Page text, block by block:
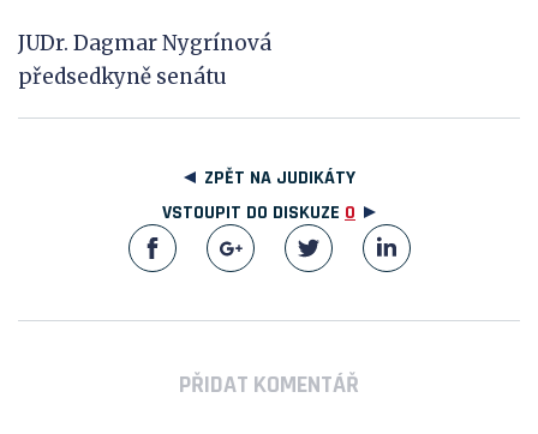
JUDr. Dagmar Nygrínová
předsedkyně senátu
ZPĚT NA JUDIKÁTY
VSTOUPIT DO DISKUZE 0
PŘIDAT KOMENTÁŘ